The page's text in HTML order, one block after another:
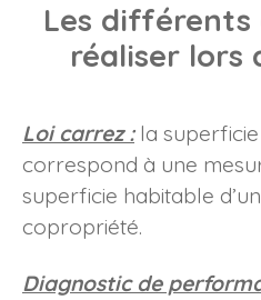
Les différents
réaliser lors
Loi carrez :la
correspond à une
superficie habitable
copropriété.
Diagnostic de